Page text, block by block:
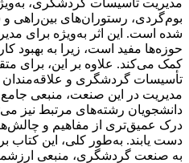
بوم‌گردی، رستوران‌های بین‌راهی و
شده است. این اثر به‌ویژه برای
حوزه‌ها مفید است، زیرا به بهبود
کمک می‌کند. علاوه بر این، برای
تأسیسات گردشگری و علاقه‌مندان
مدیریت در این صنعت، منبعی
دانشجویان رشته‌های مرتبط نیز
درک عمیق‌تری از مفاهیم و
دست یابند. به‌طور کلی، این کتاب
به صنعت گردشگری، منبعی